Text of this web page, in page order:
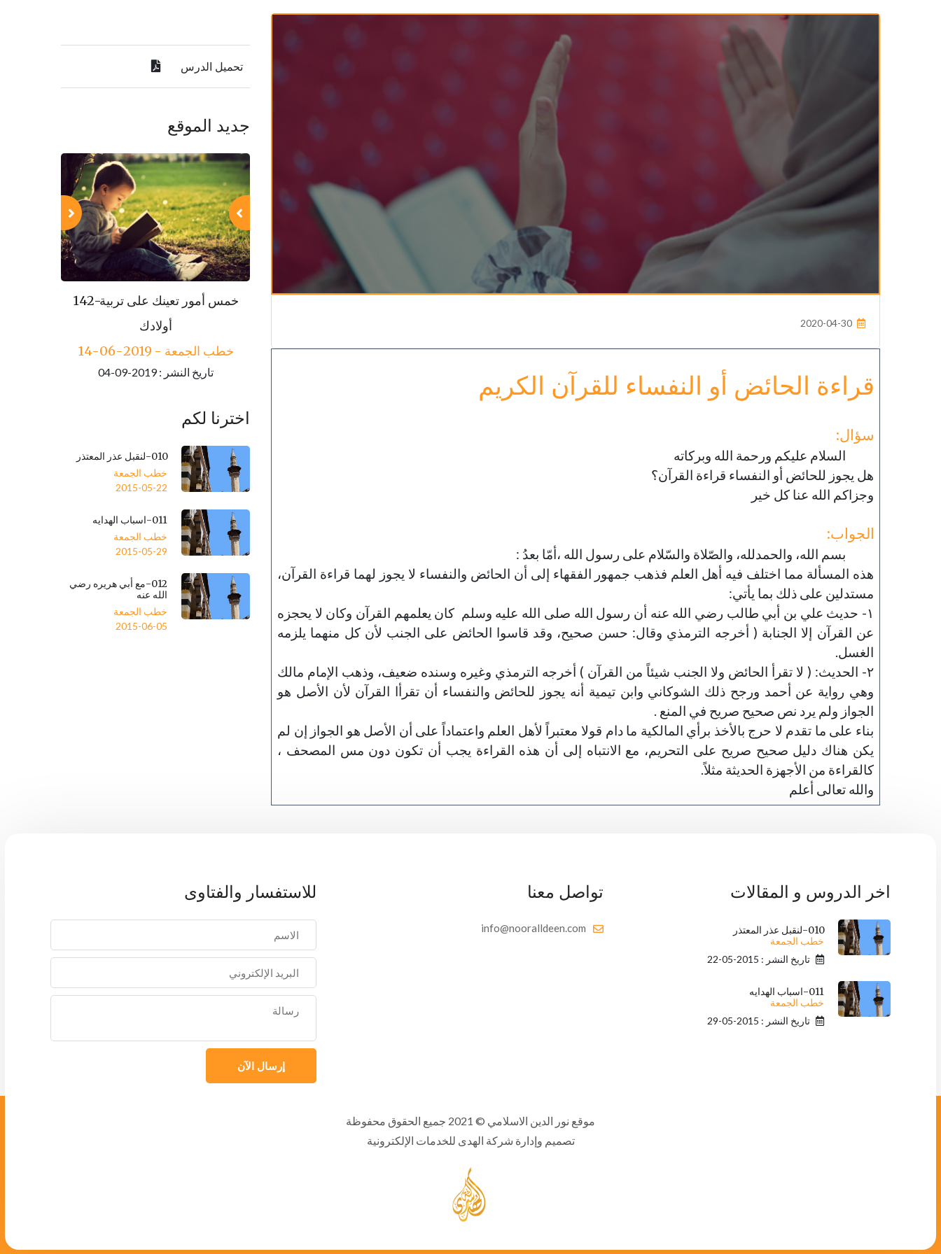
2020-04-30
قراءة الحائض أو النفساء للقرآن الكريم
سؤال:
السلام عليكم ورحمة الله وبركاته
هل يجوز للحائض أو النفساء قراءة القرآن؟
وجزاكم الله عنا كل خير
الجواب:
بسم الله، والحمدلله، والصّلاة والسّلام على رسول الله ،أمّا بعدُ :
هذه المسألة مما اختلف فيه أهل العلم فذهب جمهور الفقهاء إلى أن الحائض والنفساء لا يجوز لهما قراءة القرآن،
مستدلين على ذلك بما يأتي:
١- حديث علي بن أبي طالب رضي الله عنه أن رسول الله صلى الله عليه وسلم كان يعلمهم القرآن وكان لا يحجزه
عن القرآن إلا الجنابة ( أخرجه الترمذي وقال: حسن صحيح، وقد قاسوا الحائض على الجنب لأن كل منهما يلزمه
الغسل.
٢- الحديث: ( لا تقرأ الحائض ولا الجنب شيئاً من القرآن ) أخرجه الترمذي وغيره وسنده ضعيف، وذهب الإمام مالك
وهي رواية عن أحمد ورجح ذلك الشوكاني وابن تيمية أنه يجوز للحائض والنفساء أن تقرأا القرآن لأن الأصل هو
الجواز ولم يرد نص صحيح صريح في المنع .
بناء على ما تقدم لا حرج بالأخذ برأي المالكية ما دام قولا معتبراً لأهل العلم واعتماداً على أن الأصل هو الجواز إن لم
يكن هناك دليل صحيح صريح على التحريم، مع الانتباه إلى أن هذه القراءة يجب أن تكون دون مس المصحف ،
كالقراءة من الأجهزة الحديثة مثلاً.
والله تعالى أعلم
تحميل الدرس
جديد الموقع
142-خمس أمور تعينك على تربية
أولادك
خطب الجمعة - 2019-06-14
تاريخ النشر : 2019-09-04
143-مكارم الأخلاق
خطب الجمعة - 2019-06-21
تاريخ النشر : 2019-09-04
144-حفظ العقل
تاريخ النشر : 2019-09-04
142-خمس أمور تعينك على تربية
خطب الجمعة - 2019-06-14
تاريخ النشر : 2019-09-04
143-مكارم الأخلاق
خطب الجمعة - 2019-06-21
تاريخ النشر : 2019-09-04
اخترنا لكم
010-لنقبل عذر المعتذر
خطب الجمعة
2015-05-22
011-اسباب الهدايه
خطب الجمعة
2015-05-29
012-مع أبي هريره رضي
الله عنه
خطب الجمعة
2015-06-05
اخر الدروس و المقالات
010-لنقبل عذر المعتذر
خطب الجمعة
تاريخ النشر : 2015-05-22
011-اسباب الهدايه
خطب الجمعة
تاريخ النشر : 2015-05-29
تواصل معنا
info@nooralldeen.com
للاستفسار والفتاوى
إرسال الآن
موقع نور الدين الاسلامي © 2021 جميع الحقوق محفوظة
تصميم وإدارة شركة الهدى للخدمات الإلكترونية